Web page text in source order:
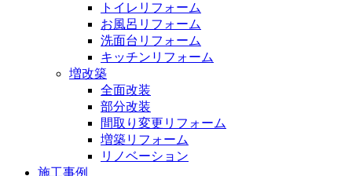
トイレリフォーム
お風呂リフォーム
洗面台リフォーム
キッチンリフォーム
増改築
全面改装
部分改装
間取り変更リフォーム
増築リフォーム
リノベーション
施工事例